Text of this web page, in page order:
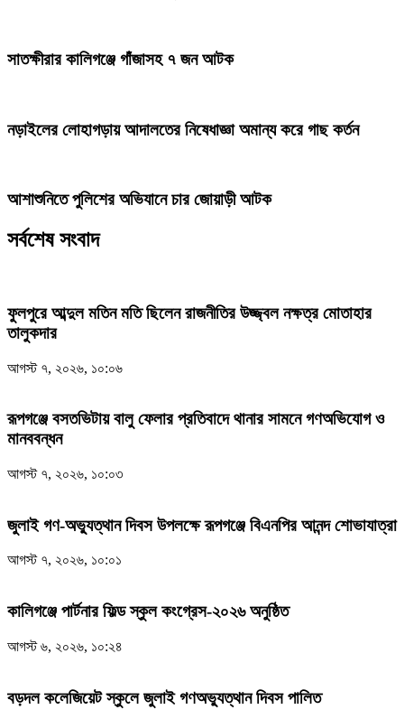
সাতক্ষীরার কালিগঞ্জে গাঁজাসহ ৭ জন আটক
নড়াইলের লোহাগড়ায় আদালতের নিষেধাজ্ঞা অমান্য করে গাছ কর্তন
আশাশুনিতে পুলিশের অভিযানে চার জোয়াড়ী আটক
সর্বশেষ সংবাদ
ফুলপুরে আব্দুল মতিন মতি ছিলেন রাজনীতির উজ্জ্বল নক্ষত্র মোতাহার
তালুকদার
আগস্ট ৭, ২০২৬, ১০:০৬
রূপগঞ্জে বসতভিটায় বালু ফেলার প্রতিবাদে থানার সামনে গণঅভিযোগ ও
মানববন্ধন
আগস্ট ৭, ২০২৬, ১০:০৩
জুলাই গণ-অভ্যুত্থান দিবস উপলক্ষে রূপগঞ্জে বিএনপির আনন্দ শোভাযাত্রা
আগস্ট ৭, ২০২৬, ১০:০১
কালিগঞ্জে পার্টনার ফিল্ড স্কুল কংগ্রেস-২০২৬ অনুষ্ঠিত
আগস্ট ৬, ২০২৬, ১০:২৪
বড়দল কলেজিয়েট স্কুলে জুলাই গণঅভ্যুত্থান দিবস পালিত